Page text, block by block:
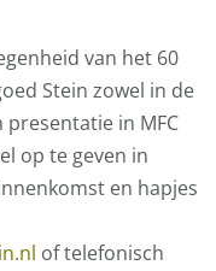
van het 60
Stein zowel in de
in MFC
op te geven in
en hapjes
of telefonisch